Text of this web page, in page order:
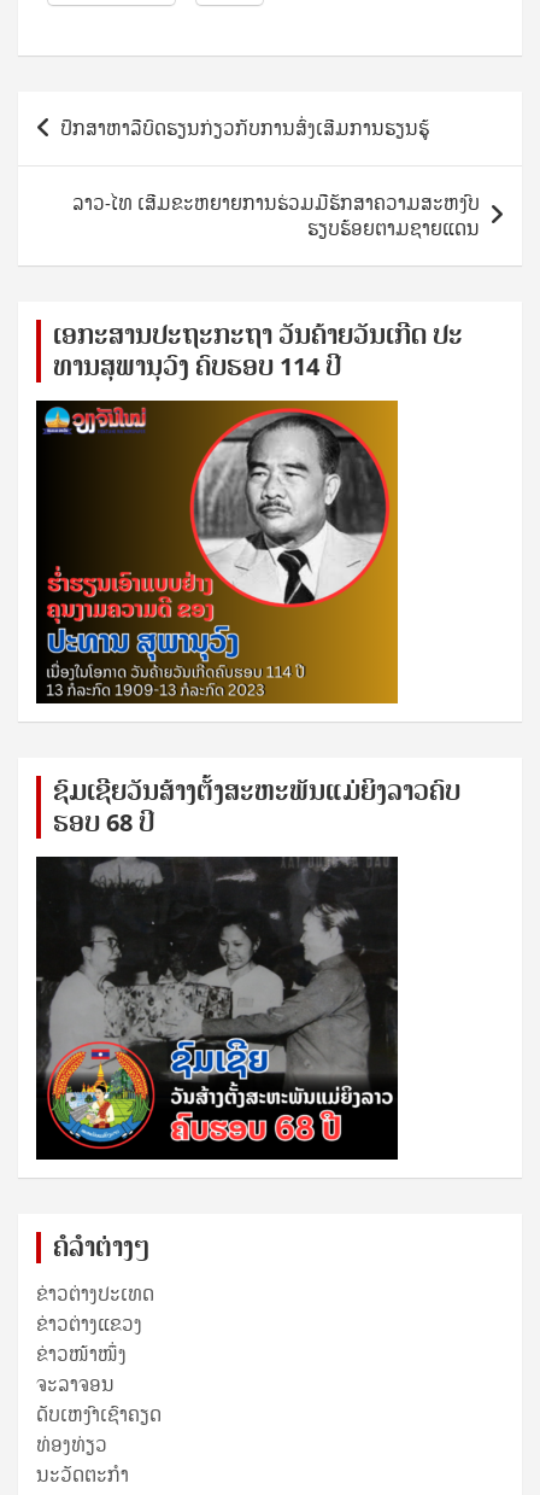
Post
navigation
ປຶກສາຫາລືບົດຮຽນກ່ຽວກັບການສົ່ງເສີມການຮຽນຮູ້
ລາວ-ໄທ ເສີມຂະຫຍາຍການຮ່ວມມືຮັກສາຄວາມສະຫງົບ
ຮຽບຮ້ອຍຕາມຊາຍແດນ
ເອ​ກະ​ສານ​ປະ​ຖະ​ກະ​ຖ​າ ວັນ​ຄ້າຍ​ວັນ​ເກີດ ປ​ະ​
ທານ​ສຸ​ພາ​ນຸ​ວົງ ຄົບ​ຮອບ 114 ປີ
ຊົ​ມ​ເຊີຍ​ວັນ​ສ້າງ​ຕັ້ງ​ສະ​ຫະ​ພັນ​ແມ່​ຍິງ​​ລາວຄົບ​
ຮອບ 68 ປິ
ຄໍລຳຕ່າງໆ
ຂ່າວຕ່າງປະເທດ
ຂ່າວ​ຕ່າງ​ແຂວງ
ຂ່າວໜ້າໜຶ່ງ
ຈະລາຈອນ
ດັບເຫງົາເຊົາຄຽດ
ທ່ອງທ່ຽວ
ນະວັດຕະກໍາ